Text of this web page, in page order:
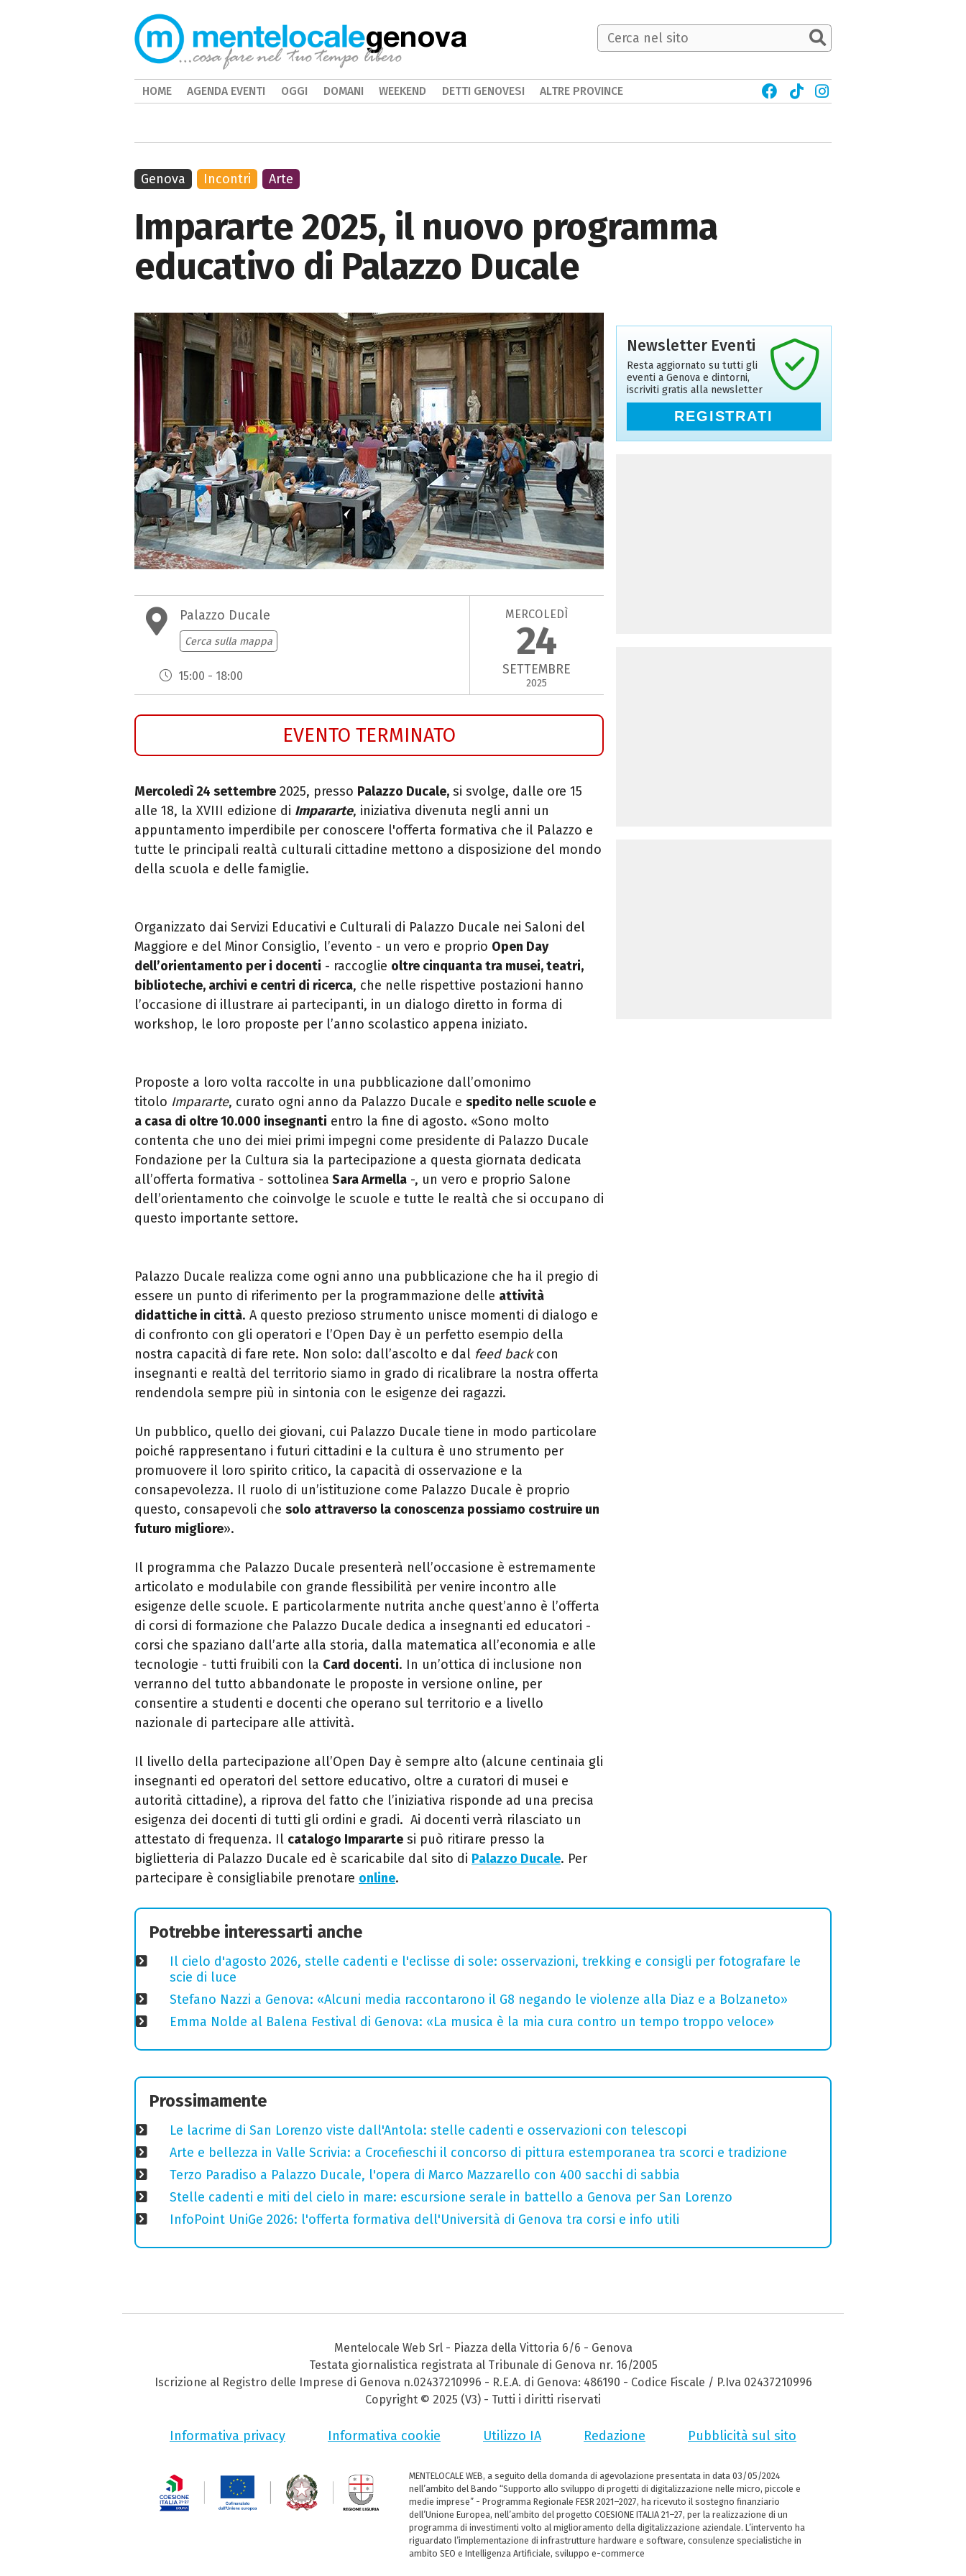
Impararte 2025, il nuovo programma
educativo di Palazzo Ducale
Palazzo Ducale
Cerca sulla mappa
15:00 - 18:00
MERCOLEDÌ
24
SETTEMBRE
2025
EVENTO TERMINATO
Mercoledì 24 settembre 2025, presso Palazzo Ducale, si svolge, dalle ore 15
alle 18, la XVIII edizione di Impararte, iniziativa divenuta negli anni un
appuntamento imperdibile per conoscere l'offerta formativa che il Palazzo e
tutte le principali realtà culturali cittadine mettono a disposizione del mondo
della scuola e delle famiglie.
Organizzato dai Servizi Educativi e Culturali di Palazzo Ducale nei Saloni del
Maggiore e del Minor Consiglio, l’evento - un vero e proprio Open Day
dell’orientamento per i docenti - raccoglie oltre cinquanta tra musei, teatri,
biblioteche, archivi e centri di ricerca, che nelle rispettive postazioni hanno
l’occasione di illustrare ai partecipanti, in un dialogo diretto in forma di
workshop, le loro proposte per l’anno scolastico appena iniziato.
Proposte a loro volta raccolte in una pubblicazione dall’omonimo
titolo Impararte, curato ogni anno da Palazzo Ducale e spedito nelle scuole e
a casa di oltre 10.000 insegnanti entro la fine di agosto. «Sono molto
contenta che uno dei miei primi impegni come presidente di Palazzo Ducale
Fondazione per la Cultura sia la partecipazione a questa giornata dedicata
all’offerta formativa - sottolinea Sara Armella -, un vero e proprio Salone
dell’orientamento che coinvolge le scuole e tutte le realtà che si occupano di
questo importante settore.
Palazzo Ducale realizza come ogni anno una pubblicazione che ha il pregio di
essere un punto di riferimento per la programmazione delle attività
didattiche in città. A questo prezioso strumento unisce momenti di dialogo e
di confronto con gli operatori e l’Open Day è un perfetto esempio della
nostra capacità di fare rete. Non solo: dall’ascolto e dal feed backcon
insegnanti e realtà del territorio siamo in grado di ricalibrare la nostra offerta
rendendola sempre più in sintonia con le esigenze dei ragazzi.
Un pubblico, quello dei giovani, cui Palazzo Ducale tiene in modo particolare
poiché rappresentano i futuri cittadini e la cultura è uno strumento per
promuovere il loro spirito critico, la capacità di osservazione e la
consapevolezza. Il ruolo di un’istituzione come Palazzo Ducale è proprio
questo, consapevoli che solo attraverso la conoscenza possiamo costruire un
futuro migliore».
Il programma che Palazzo Ducale presenterà nell’occasione è estremamente
articolato e modulabile con grande flessibilità per venire incontro alle
esigenze delle scuole. E particolarmente nutrita anche quest’anno è l’offerta
di corsi di formazione che Palazzo Ducale dedica a insegnanti ed educatori -
corsi che spaziano dall’arte alla storia, dalla matematica all’economia e alle
tecnologie - tutti fruibili con la Card docenti. In un’ottica di inclusione non
verranno del tutto abbandonate le proposte in versione online, per
consentire a studenti e docenti che operano sul territorio e a livello
nazionale di partecipare alle attività.
Il livello della partecipazione all’Open Day è sempre alto (alcune centinaia gli
insegnanti ed operatori del settore educativo, oltre a curatori di musei e
autorità cittadine), a riprova del fatto che l’iniziativa risponde ad una precisa
esigenza dei docenti di tutti gli ordini e gradi. Ai docenti verrà rilasciato un
attestato di frequenza. Il catalogo Impararte si può ritirare presso la
biglietteria di Palazzo Ducale ed è scaricabile dal sito di Palazzo Ducale. Per
partecipare è consigliabile prenotare online.
Genova Incontri Arte
Newsletter Eventi
Resta aggiornato su tutti gli
eventi a Genova e dintorni,
iscriviti gratis alla newsletter
REGISTRATI
Potrebbe interessarti anche
Il cielo d'agosto 2026, stelle cadenti e l'eclisse di sole: osservazioni, trekking e consigli per fotografare le
scie di luce
Stefano Nazzi a Genova: «Alcuni media raccontarono il G8 negando le violenze alla Diaz e a Bolzaneto»
Emma Nolde al Balena Festival di Genova: «La musica è la mia cura contro un tempo troppo veloce»
Prossimamente
Le lacrime di San Lorenzo viste dall'Antola: stelle cadenti e osservazioni con telescopi
Arte e bellezza in Valle Scrivia: a Crocefieschi il concorso di pittura estemporanea tra scorci e tradizione
Terzo Paradiso a Palazzo Ducale, l'opera di Marco Mazzarello con 400 sacchi di sabbia
Stelle cadenti e miti del cielo in mare: escursione serale in battello a Genova per San Lorenzo
InfoPoint UniGe 2026: l'offerta formativa dell'Università di Genova tra corsi e info utili
genova
HOME AGENDA EVENTI OGGI DOMANI WEEKEND DETTI GENOVESI ALTRE PROVINCE
Mentelocale Web Srl - Piazza della Vittoria 6/6 - Genova
Testata giornalistica registrata al Tribunale di Genova nr. 16/2005
Iscrizione al Registro delle Imprese di Genova n.02437210996 - R.E.A. di Genova: 486190 - Codice Fiscale / P.Iva 02437210996
Copyright © 2025 (V3) - Tutti i diritti riservati
Informativa privacy Informativa cookie Utilizzo IA Redazione Pubblicità sul sito
MENTELOCALE WEB, a seguito della domanda di agevolazione presentata in data 03/05/2024
nell’ambito del Bando “Supporto allo sviluppo di progetti di digitalizzazione nelle micro, piccole e
medie imprese” - Programma Regionale FESR 2021–2027, ha ricevuto il sostegno finanziario
dell’Unione Europea, nell’ambito del progetto COESIONE ITALIA 21–27, per la realizzazione di un
programma di investimenti volto al miglioramento della digitalizzazione aziendale. L’intervento ha
riguardato l’implementazione di infrastrutture hardware e software, consulenze specialistiche in
ambito SEO e Intelligenza Artificiale, sviluppo e-commerce